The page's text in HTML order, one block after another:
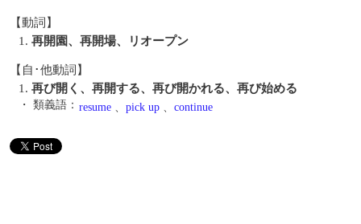
【動詞】
1. 再開園、再開場、リオープン
【自･他動詞】
1. 再び開く、再開する、再び開かれる、再び始める
・ 類義語： resume 、 pick up 、 continue